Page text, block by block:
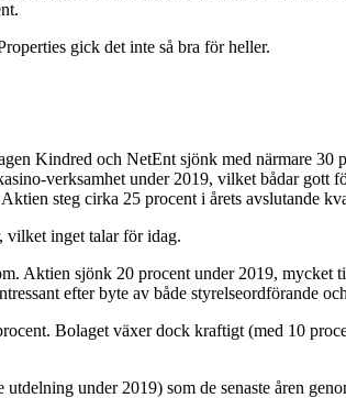
gick det inte så bra för heller.
Kindred och NetEnt sjönk med närmare
verksamhet under 2019, vilket bådar
steg cirka 25 procent i årets avslutande
vilket inget talar för idag.
Aktien sjönk 20 procent under 2019,
efter byte av både styrelseordförande
Bolaget växer dock kraftigt (med 10
under 2019) som de senaste åren